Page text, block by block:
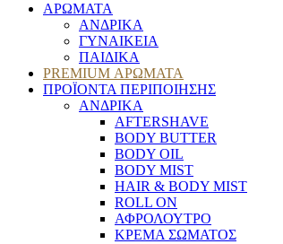
ΑΡΩΜΑΤΑ
ΑΝΔΡΙΚΑ
ΓΥΝΑΙΚΕΙΑ
ΠΑΙΔΙΚΑ
PREMIUM ΑΡΩΜΑΤΑ
ΠΡΟΪΟΝΤΑ ΠΕΡΙΠΟΙΗΣΗΣ
ΑΝΔΡΙΚΑ
AFTERSHAVE
BODY BUTTER
BODY OIL
BODY MIST
HAIR & BODY MIST
ROLL ON
ΑΦΡΟΛΟΥΤΡΟ
ΚΡΕΜΑ ΣΩΜΑΤΟΣ